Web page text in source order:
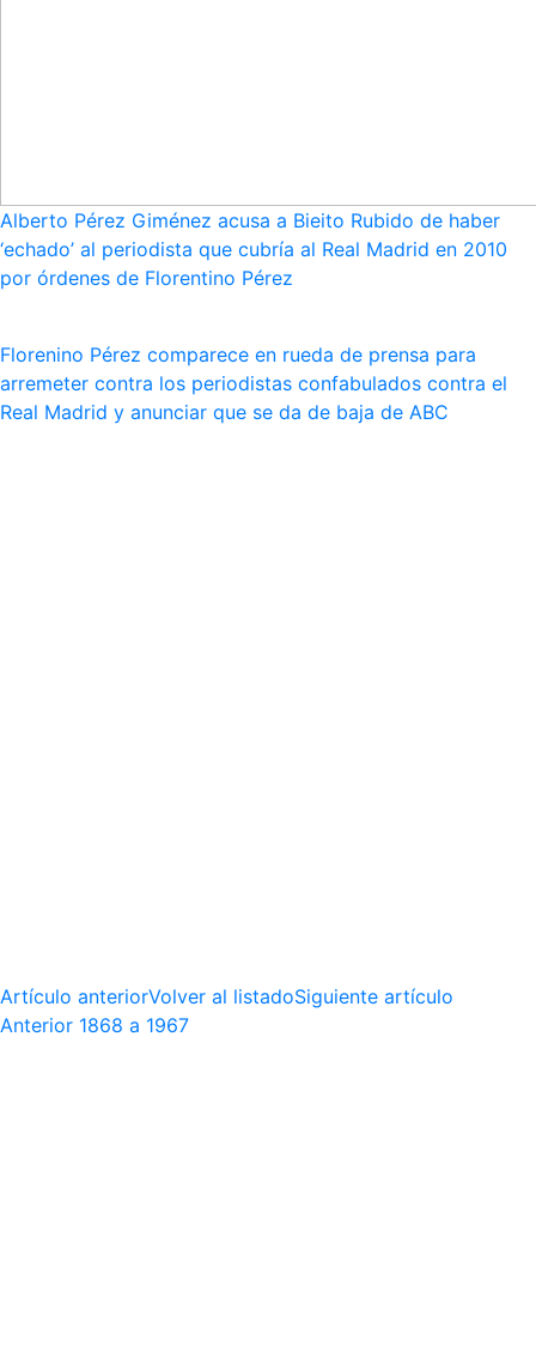
Alberto Pérez Giménez acusa a Bieito Rubido de haber
‘echado’ al periodista que cubría al Real Madrid en 2010
por órdenes de Florentino Pérez
Florenino Pérez comparece en rueda de prensa para
arremeter contra los periodistas confabulados contra el
Real Madrid y anunciar que se da de baja de ABC
Artículo anteriorVolver al listadoSiguiente artículo
Anterior 1868 a 1967